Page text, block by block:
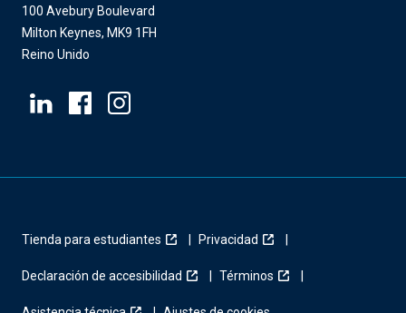
100 Avebury Boulevard
Milton Keynes, MK9 1FH
Reino Unido
Tienda para estudiantes Privacidad
Declaración de accesibilidad Términos